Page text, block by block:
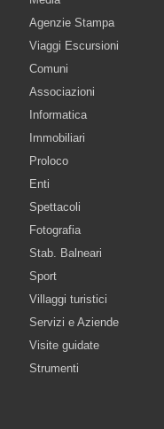
Agenzie Stampa
Viaggi Escursioni
Comuni
Associazioni
Informatica
Immobiliari
Proloco
Enti
Spettacoli
Fotografia
Stab. Balneari
Sport
Villaggi turistici
Servizi e Aziende
Visite guidate
Strumenti